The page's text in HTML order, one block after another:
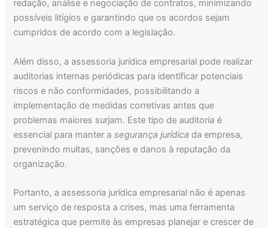
redação, análise e negociação de contratos, minimizando
possíveis litígios e garantindo que os acordos sejam
cumpridos de acordo com a legislação.
Além disso, a assessoria jurídica empresarial pode realizar
auditorias internas periódicas para identificar potenciais
riscos e não conformidades, possibilitando a
implementação de medidas corretivas antes que
problemas maiores surjam. Este tipo de auditoria é
essencial para manter asegurança jurídica da empresa,
prevenindo multas, sanções e danos à reputação da
organização.
Portanto, a assessoria jurídica empresarial não é apenas
um serviço de resposta a crises, mas uma ferramenta
estratégica que permite às empresas planejar e crescer de